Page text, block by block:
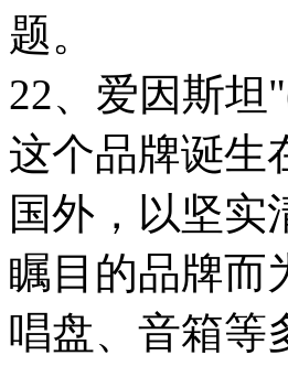
题。
22、爱因斯坦
这个品牌诞生
国外，以坚实
瞩目的品牌而
唱盘、音箱等